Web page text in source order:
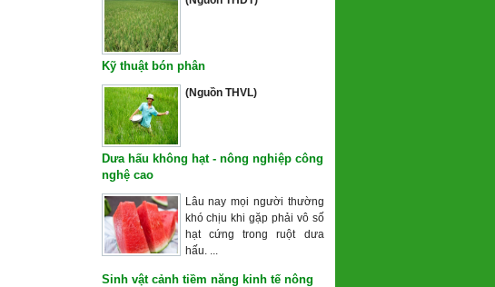
Kỹ thuật bón phân
(Nguồn THVL)
Dưa hấu không hạt - nông nghiệp công
nghệ cao
Lâu nay mọi người thường
khó chịu khi gặp phải vô số
hạt cứng trong ruột dưa
hấu. ...
Sinh vật cảnh tiềm năng kinh tế nông